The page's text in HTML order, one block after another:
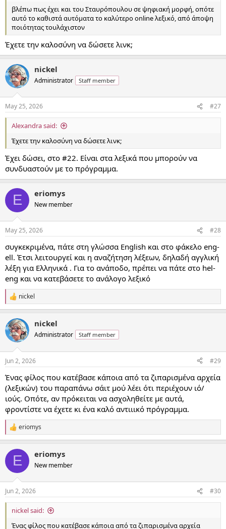
βλέπω πως έχει και του Σταυρόπουλου σε ψηφιακή μορφή, οπότε
αυτό το καθιστά αυτόματα το καλύτερο online λεξικό, από άποψη
ποιότητας τουλάχιστον
Έχετε την καλοσύνη να δώσετε λινκ;
nickel
Administrator Staff member
May 25, 2026 #27
Alexandra said:
Έχετε την καλοσύνη να δώσετε λινκ;
Έχει δώσει, στο #22. Είναι στα λεξικά που μπορούν να
συνδυαστούν με το πρόγραμμα.
E eriomys
New member
May 25, 2026 #28
συγκεκριμένα, πάτε στη γλώσσα English και στο φάκελο eng-
ell. Έτσι λειτουργεί και η αναζήτηση λέξεων, δηλαδή αγγλική
λέξη για Ελληνικά . Για το ανάποδο, πρέπει να πάτε στο hel-
eng και να κατεβάσετε το ανάλογο λεξικό
R
e
c
t
i
s
nickel
nickel
Administrator Staff member
Jun 2, 2026 #29
Ένας φίλος που κατέβασε κάποια από τα ζιπαρισμένα αρχεία
(λεξικών) του παραπάνω σάιτ μού λέει ότι περιέχουν ιό/
ιούς. Οπότε, αν πρόκειται να ασχοληθείτε με αυτά,
φροντίστε να έχετε κι ένα καλό αντιιικό πρόγραμμα.
R
e
c
i
s
:
eriomys
E eriomys
New member
Jun 2, 2026 #30
nickel said:
Ένας φίλος που κατέβασε κάποια από τα ζιπαρισμένα αρχεία